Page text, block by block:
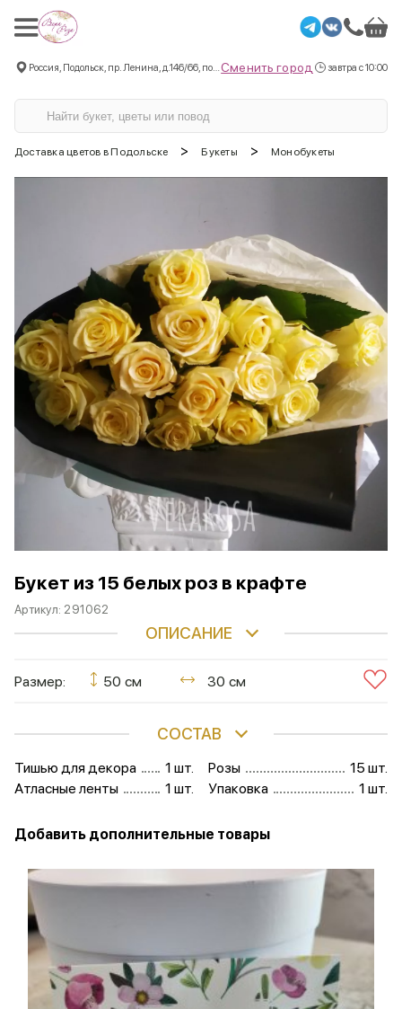
Сменить город завтра с 10:00
Доставка цветов в Подольске > Букеты > Монобукеты
Букет из 15 белых роз в крафте
Артикул: 291062
ОПИСАНИЕ
Размер: 50 см 30 см
СОСТАВ
Тишью для декора
1 шт.
Атласные ленты
1 шт.
Розы
15 шт.
Упаковка
1 шт.
Добавить дополнительные товары